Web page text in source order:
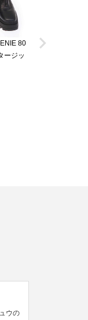
80
ージッ
ジミー チュウ

ウの